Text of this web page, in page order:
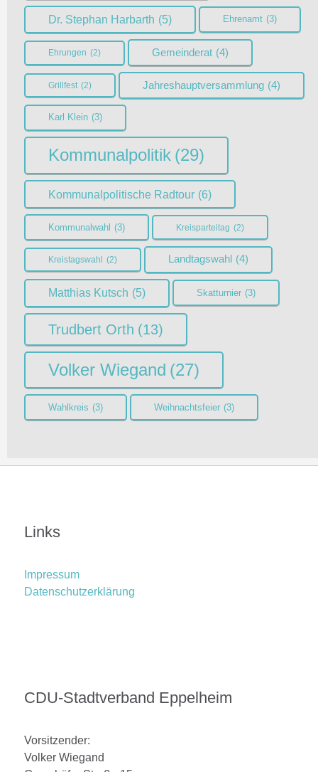
Dr. Stephan Harbarth (5) Ehrenamt (3)
Ehrungen (2) Gemeinderat (4)
Grillfest (2) Jahreshauptversammlung (4)
Karl Klein (3)
Kommunalpolitik (29)
Kommunalpolitische Radtour (6)
Kommunalwahl (3) Kreisparteitag (2)
Kreistagswahl (2) Landtagswahl (4)
Matthias Kutsch (5) Skatturnier (3)
Trudbert Orth (13)
Volker Wiegand (27)
Wahlkreis (3) Weihnachtsfeier (3)
Links
Impressum
Datenschutzerklärung
CDU-Stadtverband Eppelheim
Vorsitzender:
Volker Wiegand